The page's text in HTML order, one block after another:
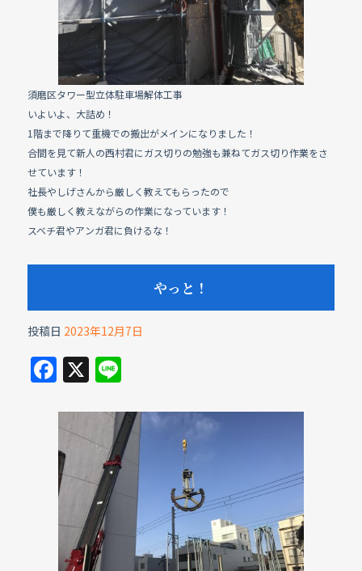
o
k
須磨区タワー型立体駐車場解体工事
いよいよ、大詰め！
1階まで降りて重機での搬出がメインになりました！
合間を見て新人の西村君にガス切りの勉強も兼ねてガス切り作業をさ
せています！
社長やしげさんから厳しく教えてもらったので
僕も厳しく教えながらの作業になっています！
スベチ君やアンガ君に負けるな！
やっと！
投稿日 2023年12月7日
F
c
e
b
o
o
k
X Li
e